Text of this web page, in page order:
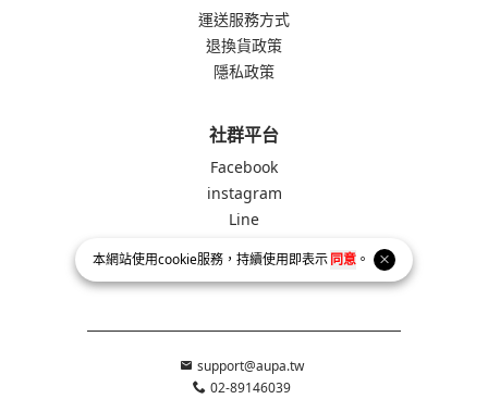
本網站使用cookie服務，持續使用即表示同意 。
運送服務方式
退換貨政策
隱私政策
社群平台
Facebook
instagram
Line
support@aupa.tw
02-89146039